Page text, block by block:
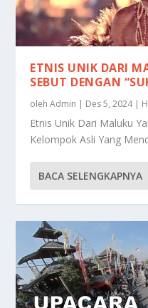
ETNIS UNIK DARI
SEBUT DENGAN
olehAdmin | Des 5, 2024|
Etnis Unik Dari Maluku
Kelompok Asli Yang
BACA SELENGKAPNYA